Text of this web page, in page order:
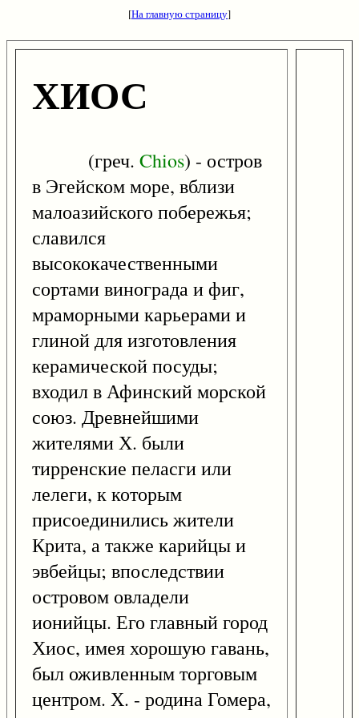
[На главную страницу]
ХИОС
(греч. Chios) - остров
в Эгейском море, вблизи
малоазийского побережья;
славился
высококачественными
сортами винограда и фиг,
мраморными карьерами и
глиной для изготовления
керамической посуды;
входил в Афинский морской
союз. Древнейшими
жителями Х. были
тирренские пеласги или
лелеги, к которым
присоединились жители
Крита, а также карийцы и
эвбейцы; впоследствии
островом овладели
ионийцы. Его главный город
Хиос, имея хорошую гавань,
был оживленным торговым
центром. Х. - родина Гомера,